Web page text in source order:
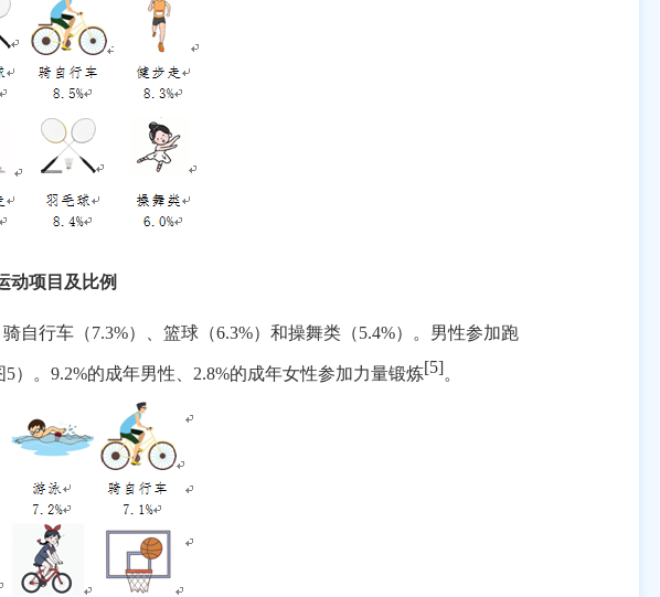
动项目及比例
自行车（7.3%）、篮球（6.3%）和操舞类（5.4%）。男性参加跑
5）。 9.2%的成年男性、 2.8%的成年女性参加力量锻炼[5]。